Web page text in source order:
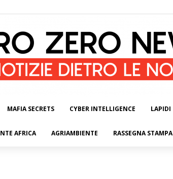
MAFIA SECRETS CYBER INTELLIGENCE LAPIDI
AFRICA AGRIAMBIENTE RASSEGNA STAMPA